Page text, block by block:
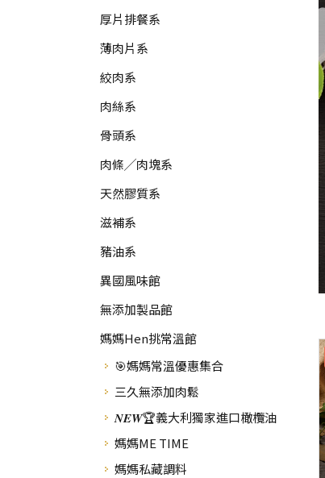
厚片排餐系
薄肉片系
絞肉系
肉絲系
骨頭系
肉條╱肉塊系
天然膠質系
滋補系
豬油系
異國風味館
無添加製品館
媽媽Hen挑常溫館
🎯媽媽常溫優惠集合
三久無添加肉鬆
𝑵𝑬𝑾🏆義大利獨家進口橄欖油
媽媽ME TIME
媽媽私藏調料